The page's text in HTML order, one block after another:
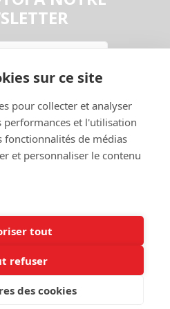
vous acceptez la
Mon Compte
sur ce site
pour collecter et analyser
et l'utilisation
de médias
et personnaliser le contenu
tout
refuser
des cookies